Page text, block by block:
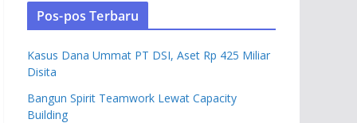
Pos-pos Terbaru
Kasus Dana Ummat PT DSI, Aset Rp 425 Miliar
Disita
Bangun Spirit Teamwork Lewat Capacity
Building